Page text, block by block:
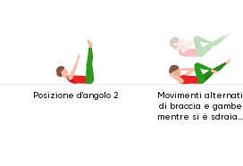
Posizione d'angolo 2
Movimenti alternati
di braccia e gambe
mentre si è sdraiati